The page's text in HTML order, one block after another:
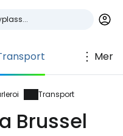
Mer
Transport
Brussel